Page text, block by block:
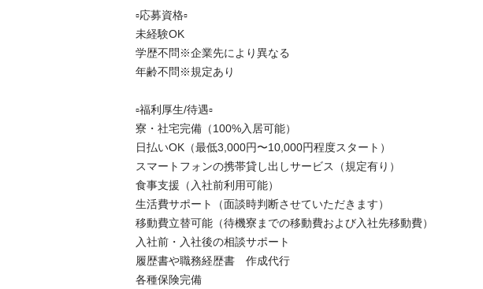
▫️応募資格▫️
未経験OK
学歴不問※企業先により異なる
年齢不問※規定あり
▫️福利厚生/待遇▫️
寮・社宅完備（100%入居可能）
日払いOK（最低3,000円〜10,000円程度スタート）
スマートフォンの携帯貸し出しサービス（規定有り）
食事支援（入社前利用可能）
生活費サポート（面談時判断させていただきます）
移動費立替可能（待機寮までの移動費および入社先移動費）
入社前・入社後の相談サポート
履歴書や職務経歴書　作成代行
各種保険完備